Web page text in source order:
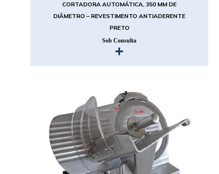
CORTADORA AUTOMÁTICA, 350 MM DE
DIÂMETRO – REVESTIMENTO ANTIADERENTE
PRETO
Sob Consulta